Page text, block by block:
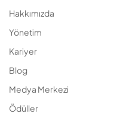
Hakkımızda
Yönetim
Kariyer
Blog
Medya Merkezi
Ödüller